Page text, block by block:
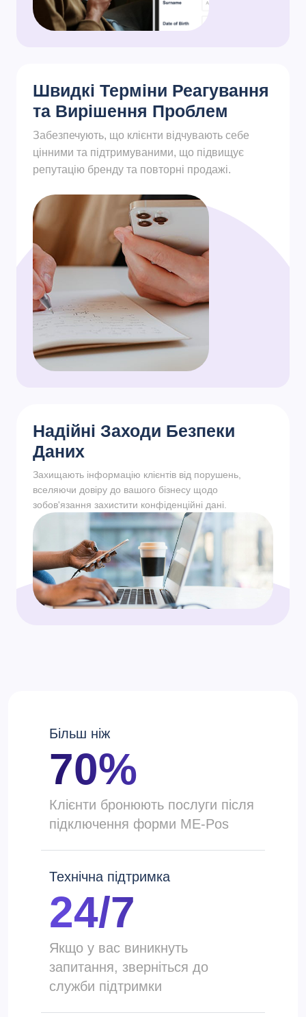
Швидкі Терміни Реагування
та Вирішення Проблем
Забезпечують, що клієнти відчувають себе
цінними та підтримуваними, що підвищує
репутацію бренду та повторні продажі.
Надійні Заходи Безпеки
Даних
Захищають інформацію клієнтів від порушень,
вселяючи довіру до вашого бізнесу щодо
зобов'язання захистити конфіденційні дані.
Більш ніж
70%
Клієнти бронюють послуги після
підключення форми ME-Pos
Технічна підтримка
24/7
Якщо у вас виникнуть
запитання, зверніться до
служби підтримки